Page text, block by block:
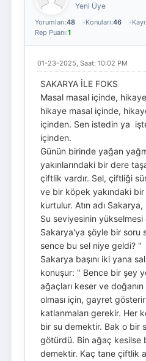
Yeni Üye
Yorumları:48 Konuları:46
Rep Puanı:1
01-23-2025, Saat: 10:02 PM
SAKARYA İLE FOKS
Masal masal içinde,
hikaye masal içinde,
içinden. Sen istedin ya
içinden.
Günün birinde yağan
yakınlarındaki bir dere
çiftlik vardır. Sel, çiftliği
ve bir köpek yakındaki
kurtulur. Atın adı
Su seviyesinin yükselmesi
Sakarya'ya şöyle bir soru
sence bu sel niye geldi? "
Sakarya başını iki yana
konuşur: " Bence bir şey
ağaçları keser ve
olması için, gayret
katlanmaları gerekir. Her
bir su demektir. Bak o bir
götürdü. Bin ağaç kesilse
demektir. Kaç tane çiftlik